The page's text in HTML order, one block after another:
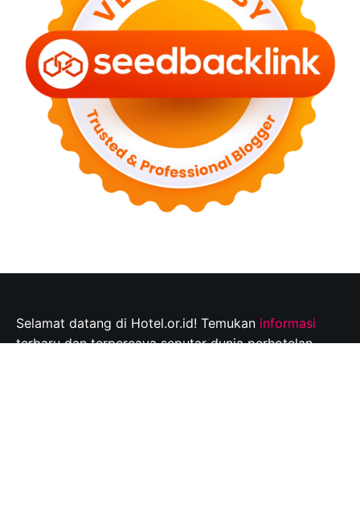
Selamat datang di Hotel.or.id! Temukan informasi
terbaru dan terpercaya seputar dunia perhotelan,